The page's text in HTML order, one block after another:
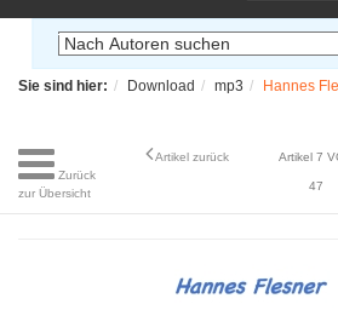
Sie sind hier: Download mp3 Hannes
Zurück
zur Übersicht
Artikel zurück Artikel 7
47